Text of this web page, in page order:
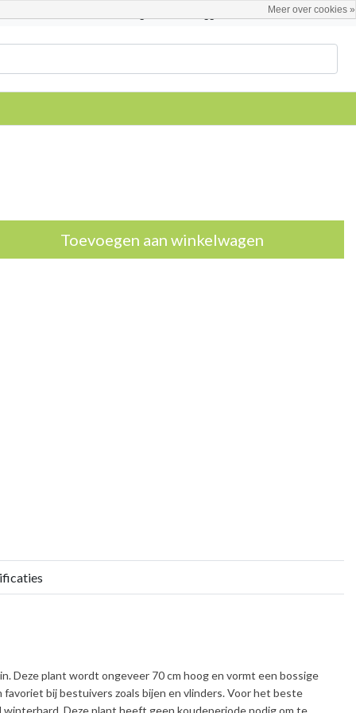
Nederlands
Toevoegen aan winkelwagen
Deze plant wordt ongeveer 70 cm hoog en vormt een bossige
favoriet bij bestuivers zoals bijen en vlinders. Voor het beste
winterhard . Deze plant heeft geen koudeperiode nodig om te
Meer over cookies »